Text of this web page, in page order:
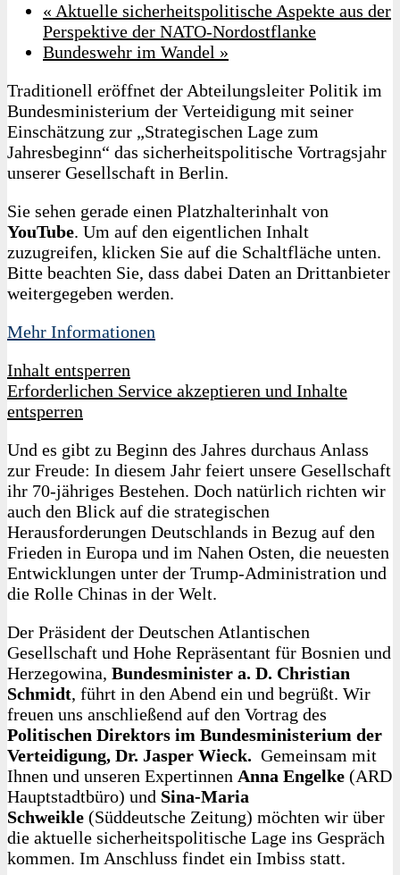
« Aktuelle sicherheitspolitische Aspekte aus der
Perspektive der NATO-Nordostflanke
Bundeswehr im Wandel »
Traditionell eröffnet der Abteilungsleiter Politik im
Bundesministerium der Verteidigung mit seiner
Einschätzung zur „Strategischen Lage zum
Jahresbeginn“ das sicherheitspolitische Vortragsjahr
unserer Gesellschaft in Berlin.
Sie sehen gerade einen Platzhalterinhalt von
YouTube. Um auf den eigentlichen Inhalt
zuzugreifen, klicken Sie auf die Schaltfläche unten.
Bitte beachten Sie, dass dabei Daten an Drittanbieter
weitergegeben werden.
Mehr Informationen
Inhalt entsperren
Erforderlichen Service akzeptieren und Inhalte
entsperren
Und es gibt zu Beginn des Jahres durchaus Anlass
zur Freude: In diesem Jahr feiert unsere Gesellschaft
ihr 70-jähriges Bestehen. Doch natürlich richten wir
auch den Blick auf die strategischen
Herausforderungen Deutschlands in Bezug auf den
Frieden in Europa und im Nahen Osten, die neuesten
Entwicklungen unter der Trump-Administration und
die Rolle Chinas in der Welt.
Der Präsident der Deutschen Atlantischen
Gesellschaft und Hohe Repräsentant für Bosnien und
Herzegowina, Bundesminister a. D. Christian
Schmidt, führt in den Abend ein und begrüßt. Wir
freuen uns anschließend auf den Vortrag des
Politischen Direktors im Bundesministerium der
Verteidigung, Dr. Jasper Wieck. Gemeinsam mit
Ihnen und unseren Expertinnen Anna Engelke (ARD
Hauptstadtbüro) und Sina-Maria
Schweikle (Süddeutsche Zeitung) möchten wir über
die aktuelle sicherheitspolitische Lage ins Gespräch
kommen. Im Anschluss findet ein Imbiss statt.